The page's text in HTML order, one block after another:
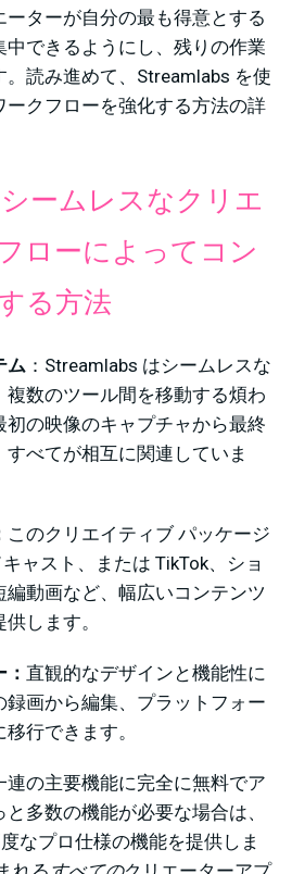
ターが自分の最も得意とする
中できるようにし、残りの作業
読み進めて、Streamlabs を使
ークフローを強化する方法の詳
ームレスなクリエ
ローによってコン
る方法
ム ：Streamlabs はシームレスな
数のツール間を移動する煩わ
初の映像のキャプチャから最終
べてが相互に関連していま
このクリエイティブ パッケージ
ャスト、または TikTok、ショ
動画など、幅広いコンテンツ
します。
直観的なデザインと機能性に
録画から編集、プラットフォー
行できます。
連の主要機能に完全に無料でア
多数の機能が必要な場合は、
なプロ仕様の機能を提供しま